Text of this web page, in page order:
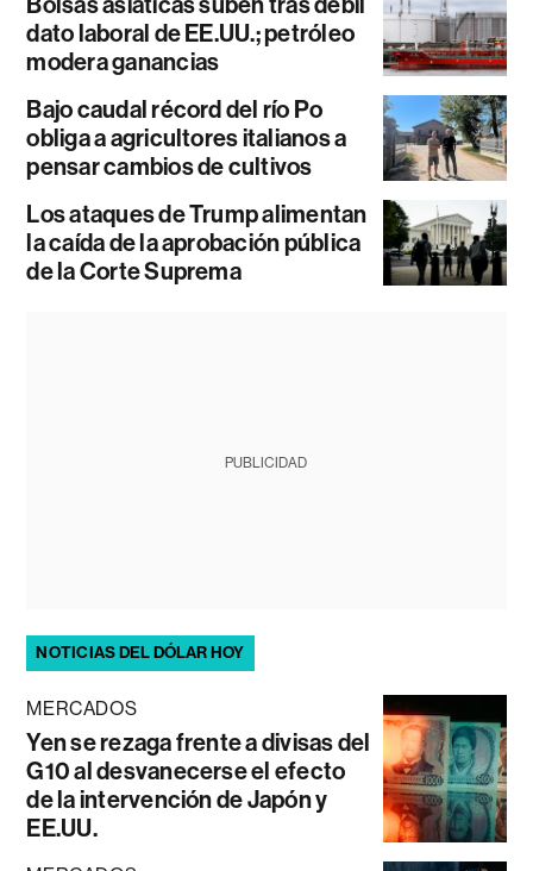
dato laboral de EE.UU.; petróleo
modera ganancias
Bajo caudal récord del río Po
obliga a agricultores italianos a
pensar cambios de cultivos
Los ataques de Trump alimentan
la caída de la aprobación pública
de la Corte Suprema
PUBLICIDAD
NOTICIAS DEL DÓLAR HOY
MERCADOS
Yen se rezaga frente a divisas del
G10 al desvanecerse el efecto
de la intervención de Japón y
EE.UU.